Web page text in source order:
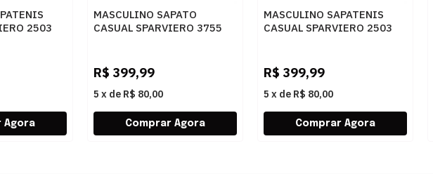
2503
MASCULINO SAPATO
CASUAL SPARVIERO 3755
R$ 399,99
5 x de R$ 80,00
MASCULINO SAPATENIS
CASUAL SPARVIERO 2503
R$ 399,99
5 x de R$ 80,00